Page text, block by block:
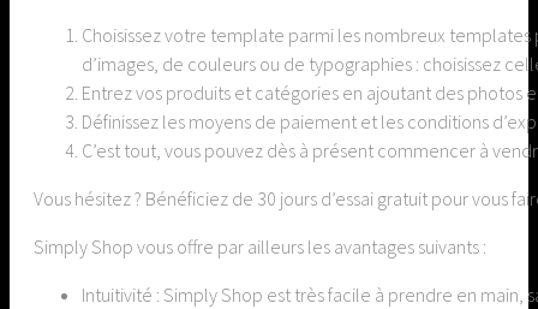
Choisissez votre template parmi les nombreux
d’images, de couleurs ou de typographies : choisissez
Entrez vos produits et catégories en ajoutant des photos
Définissez les moyens de paiement et les conditions
C’est tout, vous pouvez dès à présent commencer à
Vous hésitez ? Bénéficiez de 30 jours d’essai gratuit pour vous
Simply Shop vous offre par ailleurs les avantages suivants :
Intuitivité : Simply Shop est très facile à prendre en main,